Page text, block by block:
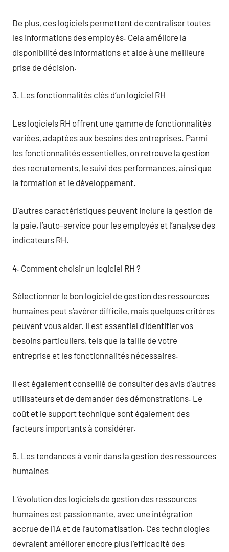
De plus, ces logiciels permettent de centraliser toutes
les informations des employés. Cela améliore la
disponibilité des informations et aide à une meilleure
prise de décision.
3. Les fonctionnalités clés d’un logiciel RH
Les logiciels RH offrent une gamme de fonctionnalités
variées, adaptées aux besoins des entreprises. Parmi
les fonctionnalités essentielles, on retrouve la gestion
des recrutements, le suivi des performances, ainsi que
la formation et le développement.
D’autres caractéristiques peuvent inclure la gestion de
la paie, l’auto-service pour les employés et l’analyse des
indicateurs RH.
4. Comment choisir un logiciel RH ?
Sélectionner le bon logiciel de gestion des ressources
humaines peut s’avérer difficile, mais quelques critères
peuvent vous aider. Il est essentiel d’identifier vos
besoins particuliers, tels que la taille de votre
entreprise et les fonctionnalités nécessaires.
Il est également conseillé de consulter des avis d’autres
utilisateurs et de demander des démonstrations. Le
coût et le support technique sont également des
facteurs importants à considérer.
5. Les tendances à venir dans la gestion des ressources
humaines
L’évolution des logiciels de gestion des ressources
humaines est passionnante, avec une intégration
accrue de l’IA et de l’automatisation. Ces technologies
devraient améliorer encore plus l’efficacité des